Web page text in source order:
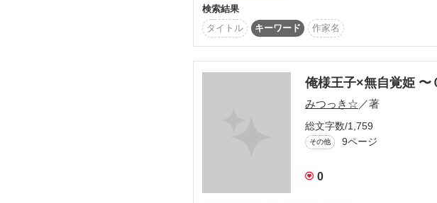
貴方と出会って別れるまでの
検索結果
タイトル
キーワード 作家名
俺様王子×無自覚姫 〜
みつっき☆ ／著
総文字数/1,759
その他 9ページ
0